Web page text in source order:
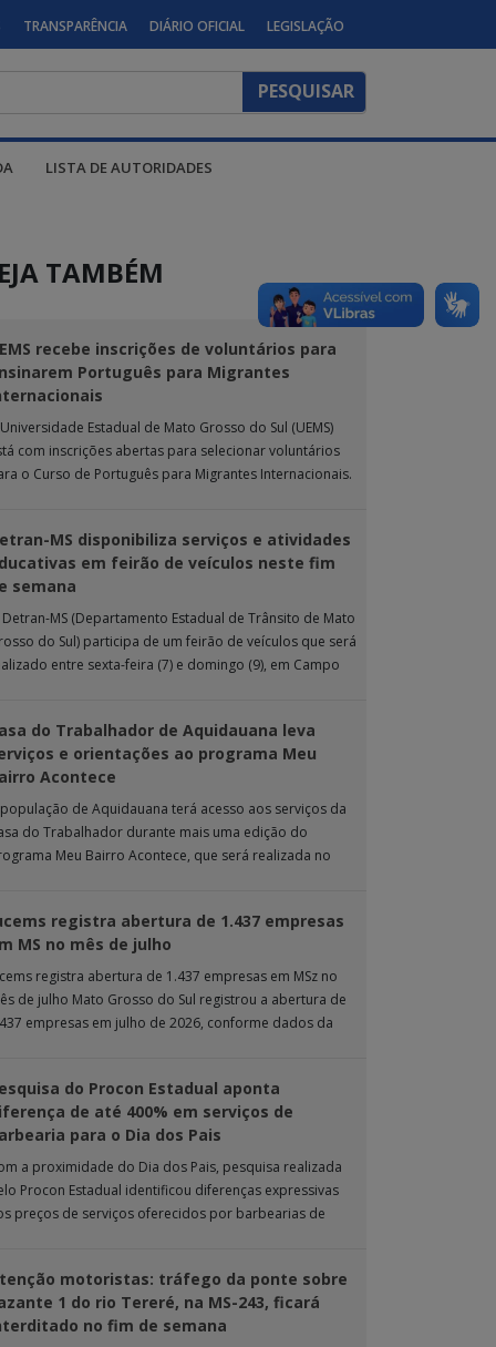
TRANSPARÊNCIA DIÁRIO OFICIAL LEGISLAÇÃO
LISTA DE AUTORIDADES
TAMBÉM
recebe inscrições de voluntários para
Português para Migrantes
Estadual de Mato Grosso do Sul (UEMS)
com inscrições abertas para selecionar voluntários
o Curso de Português para Migrantes Internacionais.
MS disponibiliza serviços e atividades
em feirão de veículos neste fim
semana
Detran-MS (Departamento Estadual de Trânsito de Mato
do Sul) participa de um feirão de veículos que será
entre sexta-feira (7) e domingo (9), em Campo
do Trabalhador de Aquidauana leva
e orientações ao programa Meu
Acontece
de Aquidauana terá acesso aos serviços da
do Trabalhador durante mais uma edição do
Meu Bairro Acontece, que será realizada no
registra abertura de 1.437 empresas
MS no mês de julho
registra abertura de 1.437 empresas em MSz no
de julho Mato Grosso do Sul registrou a abertura de
empresas em julho de 2026, conforme dados da
do Procon Estadual aponta
de até 400% em serviços de
para o Dia dos Pais
a proximidade do Dia dos Pais, pesquisa realizada
Procon Estadual identificou diferenças expressivas
preços de serviços oferecidos por barbearias de
motoristas: tráfego da ponte sobre
1 do rio Tereré, na MS-243, ficará
no fim de semana